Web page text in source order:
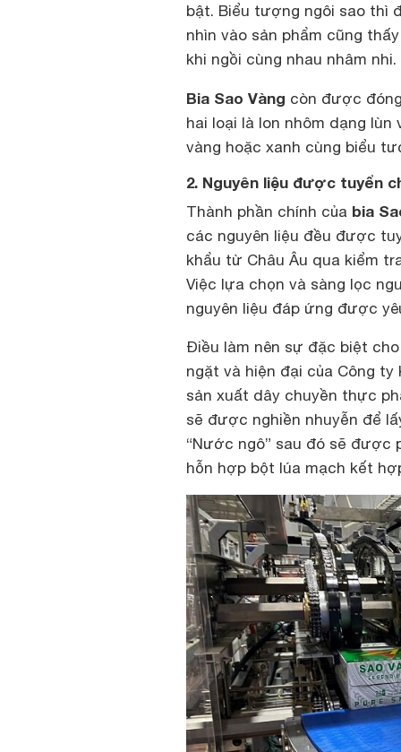
bật. Biểu tượng ngôi sao thì
nhìn vào sản phẩm cũng
khi ngồi cùng nhau nhâm nhi.
Bia Sao Vàng còn được
hai loại là lon nhôm dạng
vàng hoặc xanh cùng biểu
2. Nguyên liệu được tuyển
Thành phần chính của bia
các nguyên liệu đều được
khẩu từ Châu Âu qua kiểm
Việc lựa chọn và sàng lọc
nguyên liệu đáp ứng được
Điều làm nên sự đặc biệt
ngặt và hiện đại của Công
sản xuất dây chuyền thực
sẽ được nghiền nhuyễn để
“Nước ngô” sau đó sẽ
hỗn hợp bột lúa mạch kết